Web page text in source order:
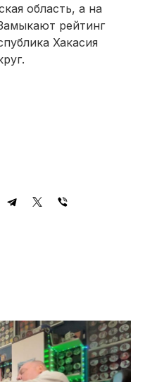
область, а на
рейтинг
Хакасия